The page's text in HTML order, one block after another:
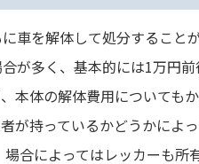
車を解体して処分することが
が多く、基本的には1万円
本体の解体費用についてもか
が持っているかどうかによ
合によってはレッカーも所